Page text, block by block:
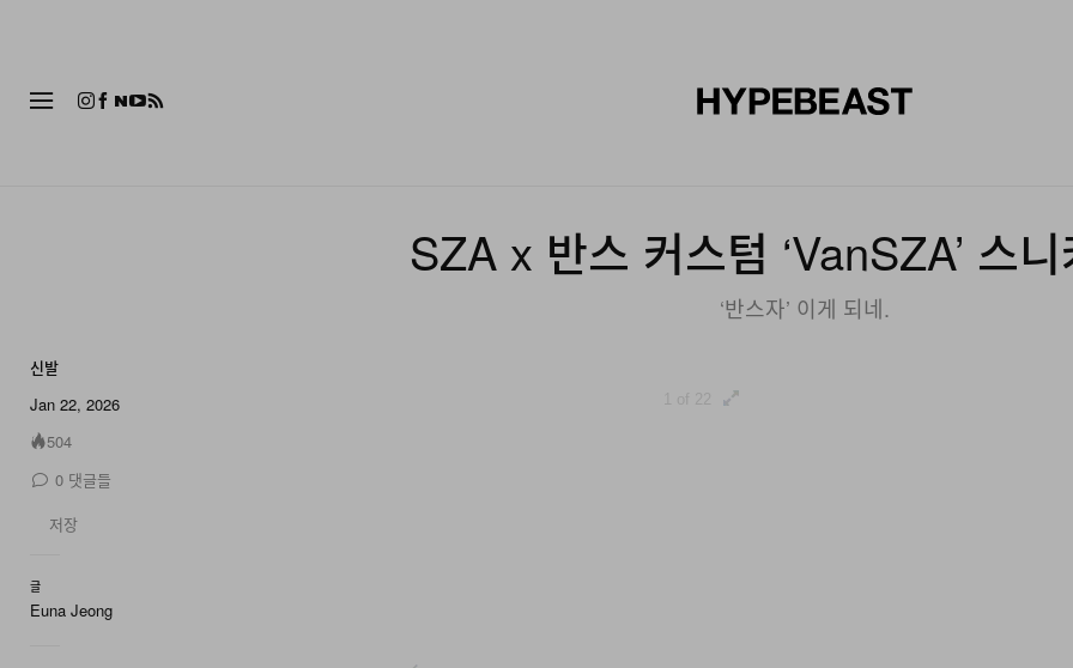
SZA x 반스 커스텀 ‘VanSZA’ 스
‘반스자’ 이게 되네.
신발
Jan 22, 2026
504
0 댓글들
저장
글
Euna Jeong